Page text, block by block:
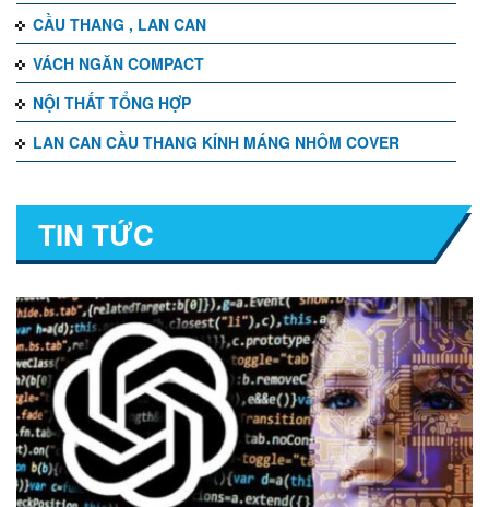
CẦU THANG , LAN CAN
VÁCH NGĂN COMPACT
NỘI THẤT TỔNG HỢP
LAN CAN CẦU THANG KÍNH MÁNG NHÔM COVER
TIN TỨC